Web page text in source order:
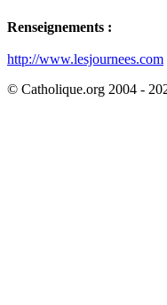
Renseignements :
http://www.lesjournees.com
© Catholique.org 2004 -